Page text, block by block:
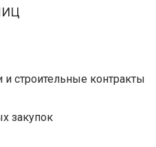
строительные контракты
закупок